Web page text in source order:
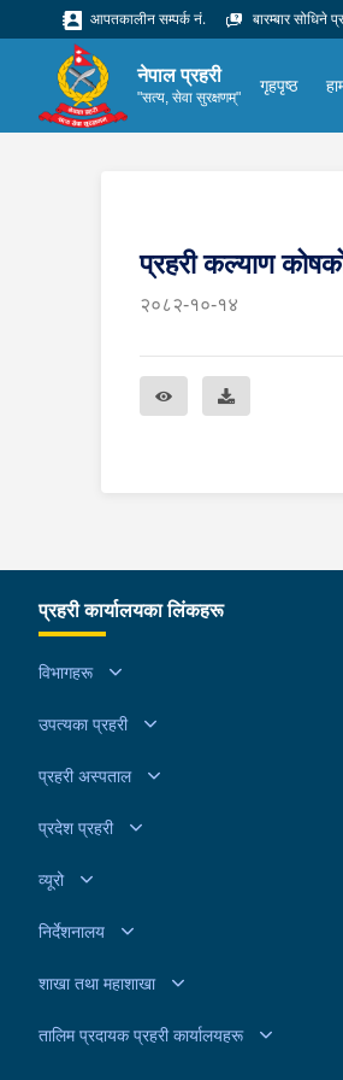
आपतकालीन सम्पर्क नं. बारम्बार सोधिने
नेपाल प्रहरी
"सत्य, सेवा सुरक्षणम्"
गृहपृष्ठ
प्रहरी कल्याण
२०८२-१०-१४
प्रहरी कार्यालयका लिंकहरू
विभागहरू
उपत्यका प्रहरी
प्रहरी अस्पताल
प्रदेश प्रहरी
व्यूरो
निर्देशनालय
शाखा तथा महाशाखा
तालिम प्रदायक प्रहरी कार्यालयहरू